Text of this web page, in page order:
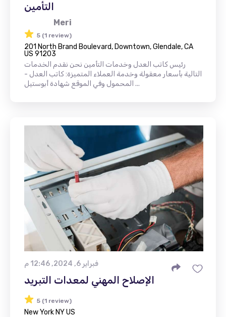
التأمين
Meri
5 (1 review)
201 North Brand Boulevard, Downtown, Glendale, CA
US 91203
رئيس كاتب العدل وخدمات التأمين نحن نقدم الخدمات
التالية بأسعار معقولة وخدمة العملاء المتميزة: كاتب العدل -
المحمول وفي الموقع شهادة أبوستيل ...
فبراير 6, 2024, 12:46 م
الإصلاح المهني لمعدات التبريد
5 (1 review)
New York NY US